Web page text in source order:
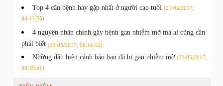
Top 4 căn bệnh hay gặp nhất ở người cao tuổi (21/05/2017,
08:43:55)
4 nguyên nhân chính gây bệnh gan nhiễm mỡ mà ai cũng cần
phải biết (23/05/2017, 08:14:12)
Những dấu hiệu cảnh báo bạn đã bị gan nhiễm mỡ (23/05/2017,
08:39:51)